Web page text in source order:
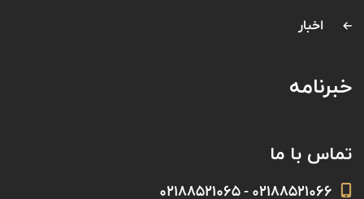
اخبار
خبرنامه
تماس با ما
۰۲۱۸۸۵۲۱۰۶۶ - ۰۲۱۸۸۵۲۱۰۶۵